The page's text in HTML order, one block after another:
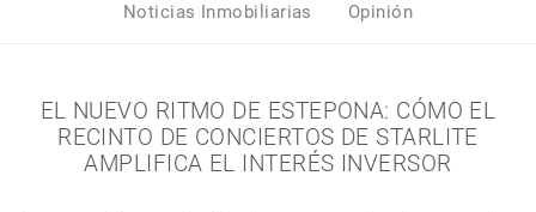
Noticias Inmobiliarias Opinión
EL NUEVO RITMO DE ESTEPONA: CÓMO EL
RECINTO DE CONCIERTOS DE STARLITE
AMPLIFICA EL INTERÉS INVERSOR